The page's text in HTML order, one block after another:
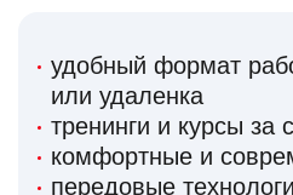
удобный формат
или удаленка
тренинги и курсы за
комфортные и
передовые